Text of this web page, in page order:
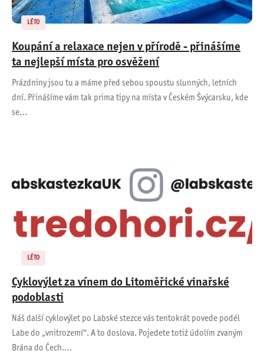
LÉTO
Koupání a relaxace nejen v přírodě - přinášíme
ta nejlepší místa pro osvěžení
Prázdniny jsou tu a máme před sebou spoustu slunných, letních
dní. Přinášíme vám tak prima tipy na místa v Českém Švýcarsku, kde
se…
LÉTO
Cyklovýlet za vínem do Litoměřické vinařské
podoblasti
Náš další cyklovýlet po Labské stezce vás tentokrát povede podél
Labe do „vnitrozemí“. A to doslova. Pojedete totiž údolím zvaným
Brána do Čech.…